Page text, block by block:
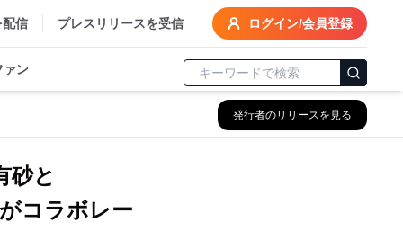
配信 プレスリリースを受信 ログイン/会員登録
ァン
発行者のリリースを見る
砂と
コラボレー